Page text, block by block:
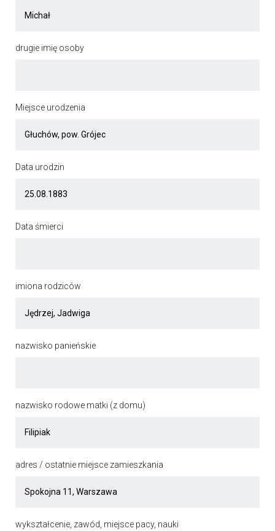
drugie imię osoby
Miejsce urodzenia
Data urodzin
Data śmierci
imiona rodziców
nazwisko panieńskie
nazwisko rodowe matki (z domu)
adres / ostatnie miejsce zamieszkania
wykształcenie, zawód, miejsce pacy, nauki